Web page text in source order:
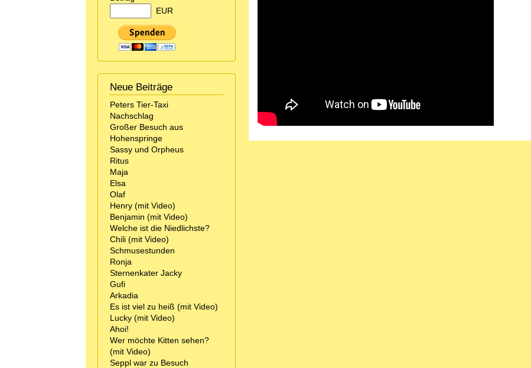
EUR
Neue Beiträge
Peters Tier-Taxi
Nachschlag
Großer Besuch aus
Hohenspringe
Sassy und Orpheus
Ritus
Maja
Elsa
Olaf
Henry (mit Video)
Benjamin (mit Video)
Welche ist die Niedlichste?
Chili (mit Video)
Schmusestunden
Ronja
Sternenkater Jacky
Gufi
Arkadia
Es ist viel zu heiß (mit Video)
Lucky (mit Video)
Ahoi!
Wer möchte Kitten sehen?
(mit Video)
Seppl war zu Besuch